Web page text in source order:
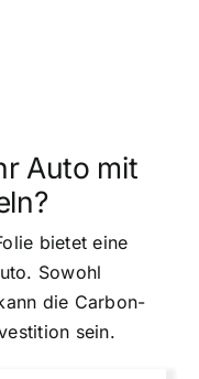
Auto mit
bietet eine
Sowohl
die Carbon-
sein.